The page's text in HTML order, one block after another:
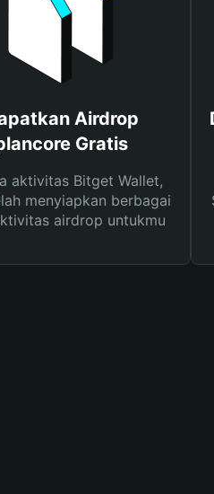
Airdrop
Gratis
aktivitas Bitget Wallet,
menyiapkan berbagai
airdrop untukmu